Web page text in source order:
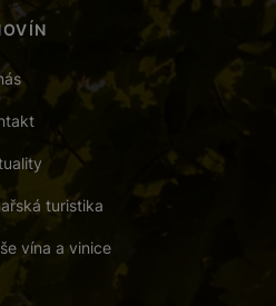
turistika
vína a vinice